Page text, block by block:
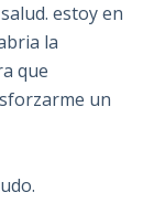
estoy en
la
que
un